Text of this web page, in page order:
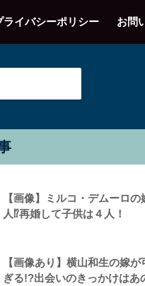
ライバシーポリシー お問
【画像】ミルコ・デムーロの
人⁉︎再婚して子供は４人！
【画像あり】横山和生の嫁が
ぎる!?出会いのきっかけはあ